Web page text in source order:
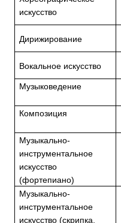
искусство
Дирижирование
Вокальное искусство
Музыковедение
Композиция
Музыкально-
инструментальное
искусство
(фортепиано)
Музыкально-
инструментальное
искусство (скрипка,